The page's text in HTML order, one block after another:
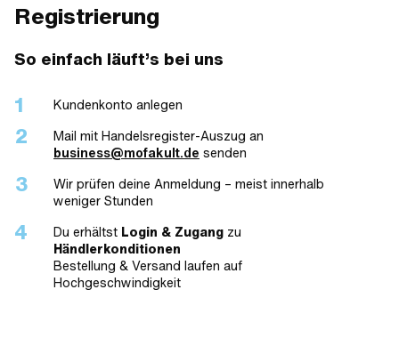
Registrierung
So einfach läuft’s bei uns
Kundenkonto anlegen
Mail mit Handelsregister-Auszug an
business@mofakult.de senden
Wir prüfen deine Anmeldung – meist innerhalb
weniger Stunden
Du erhältst Login & Zugang zu
Händlerkonditionen
Bestellung & Versand laufen auf
Hochgeschwindigkeit